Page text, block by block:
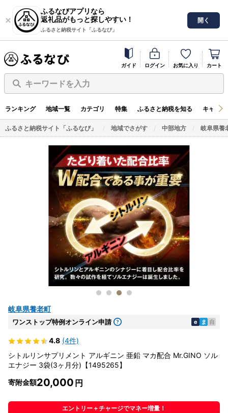
ふるなびアプリなら
返礼品がもっと探しやすい！
ふるさと納税サイト「ふるなび」
開く
ガイド ログイン お気に入り カート
キーワードを入力
ランキング 地域一覧 カテゴリ 特集 ふるさと納税を知る キャン
ふるさと納税サイト「ふるなび」 地域でさがす 中部地方 岐阜県養
岐阜県養老町
ワンストップ特例オンライン申請 e ま 自
4.8 (4件)
シトルリンサプリメント アルギニン 亜鉛 マカ配合 Mr.GINO ソル
エナジー 3袋(3ヶ月分)【1495265】
寄附金額20,000
エントリー＋チャージでマネー増量！